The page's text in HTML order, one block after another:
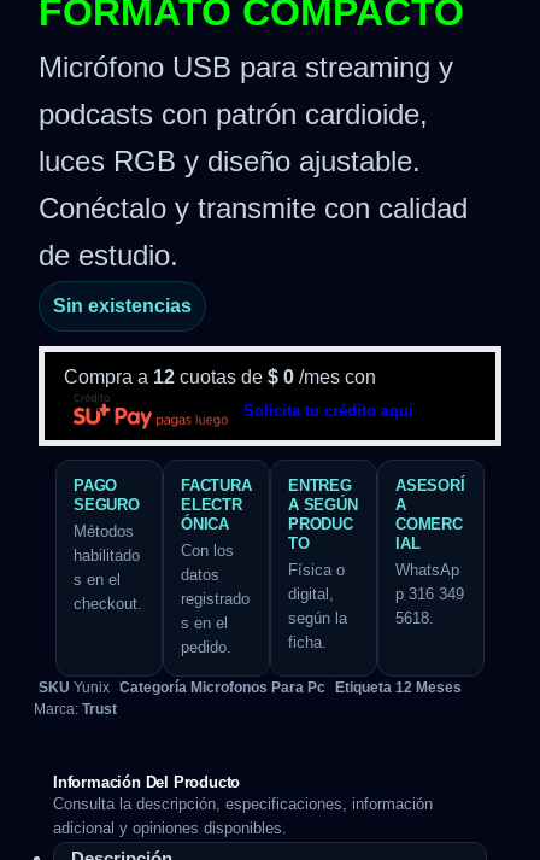
FORMATO COMPACTO
Micrófono USB para streaming y
podcasts con patrón cardioide,
luces RGB y diseño ajustable.
Conéctalo y transmite con calidad
de estudio.
Sin existencias
Compra a 12 cuotas de $ 0 /mes con
Solicita tu crédito aquí
PAGO
SEGURO
Métodos
habilitado
s en el
checkout.
FACTURA
ELECTR
ÓNICA
Con los
datos
registrado
s en el
pedido.
ENTREG
A SEGÚN
PRODUC
TO
Física o
digital,
según la
ficha.
ASESORÍ
A
COMERC
IAL
WhatsAp
p 316 349
5618.
SKU Yunix Categoría Microfonos Para Pc Etiqueta 12 Meses
Marca: Trust
Información Del Producto
Consulta la descripción, especificaciones, información
adicional y opiniones disponibles.